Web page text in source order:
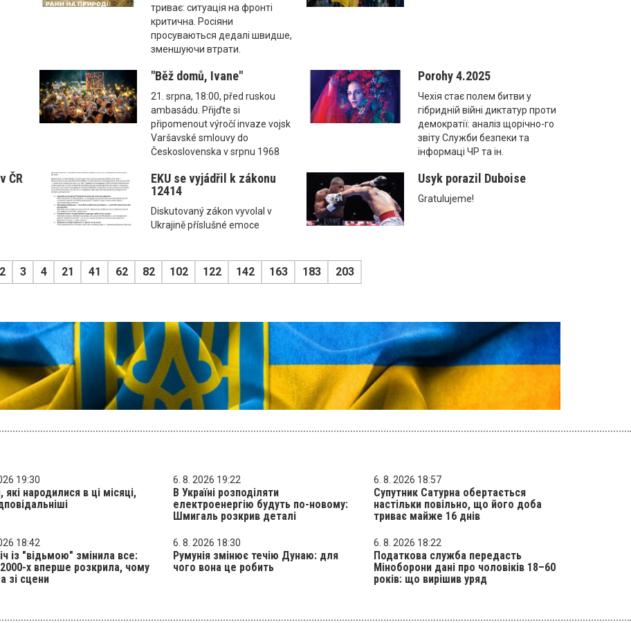
триває: ситуація на фронті
критична. Росіяни
просуваються дедалі швидше,
зменшуючи втрати.
"Běž domů, Ivane"
21. srpna, 18:00, před ruskou
ambasádu. Přijďte si
připomenout výročí invaze vojsk
Varšavské smlouvy do
Československa v srpnu 1968
Porohy 4.2025
Чехія стає полем битви у
гібридній війні диктатур проти
демократії: аналіз щорічно-го
звіту Служби безпеки та
інформаці ЧР та ін.
ČR
EKU se vyjádřil k zákonu
12414
Diskutovaný zákon vyvolal v
Ukrajině příslušné emoce
Usyk porazil Duboise
Gratulujeme!
2 3 4 21 41 62 82 102 122 142 163 183 203
19:30
народилися в ці місяці,
6. 8. 2026 19:22
В Україні розподіляти
електроенергію будуть по-новому:
Шмигаль розкрив деталі
6. 8. 2026 18:57
Супутник Сатурна обертається
настільки повільно, що його доба
триває майже 16 днів
18:42
із "відьмою" змінила все:
2000-х вперше розкрила, чому
зі сцени
6. 8. 2026 18:30
Румунія змінює течію Дунаю: для
чого вона це робить
6. 8. 2026 18:22
Податкова служба передасть
Міноборони дані про чоловіків 18–60
років: що вирішив уряд